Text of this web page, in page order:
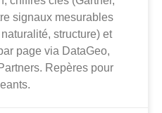
signaux mesurables
structure) et
page via DataGeo,
Repères pour